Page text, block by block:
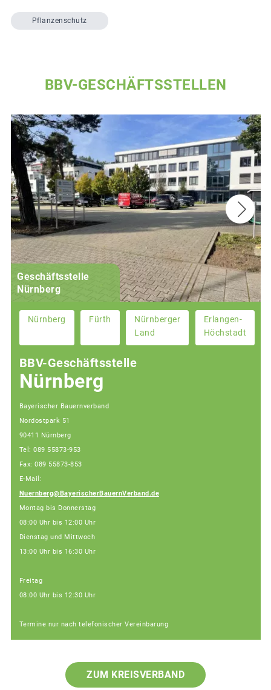
Pflanzenschutz
BBV-GESCHÄFTSSTELLEN
Geschäftsstelle
Nürnberg
Nürnberg Fürth
Nürnberger
Land
Erlangen-
Höchstadt
BBV-Geschäftsstelle
Nürnberg
Bayerischer Bauernverband
Nordostpark 51
90411 Nürnberg
Tel: 089 55873-953
Fax: 089 55873-853
E-Mail:
Nuernberg@BayerischerBauernVerband.de
Montag bis Donnerstag
08:00 Uhr bis 12:00 Uhr
Dienstag und Mittwoch
13:00 Uhr bis 16:30 Uhr
Freitag
08:00 Uhr bis 12:30 Uhr
Termine nur nach telefonischer Vereinbarung
ZUM KREISVERBAND